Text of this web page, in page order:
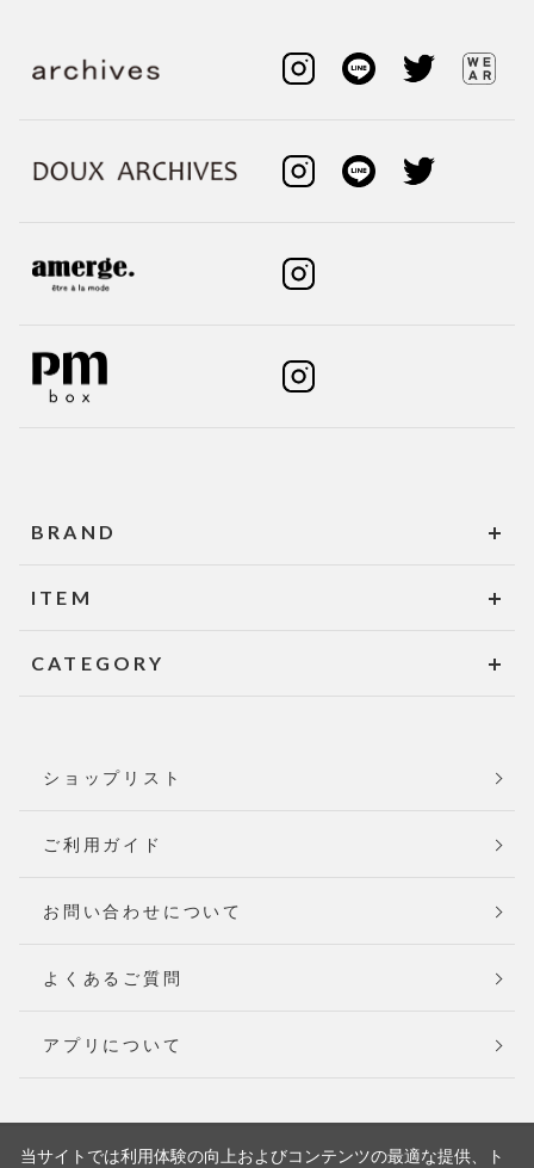
BRAND
ITEM
CATEGORY
ショップリスト
ご利用ガイド
お問い合わせについて
よくあるご質問
アプリについて
当サイトでは利用体験の向上およびコンテンツの最適な提供、ト